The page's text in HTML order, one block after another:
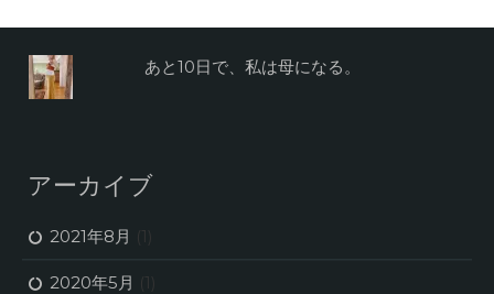
あと10日で、私は母になる。
アーカイブ
2021年8月 (1)
2020年5月 (1)